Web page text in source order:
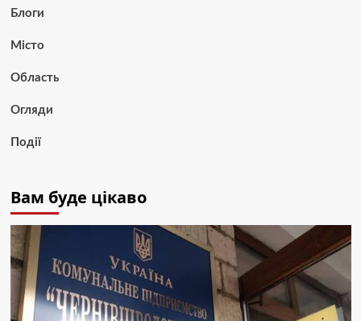
Блоги
Місто
Область
Огляди
Події
Вам буде цікаво